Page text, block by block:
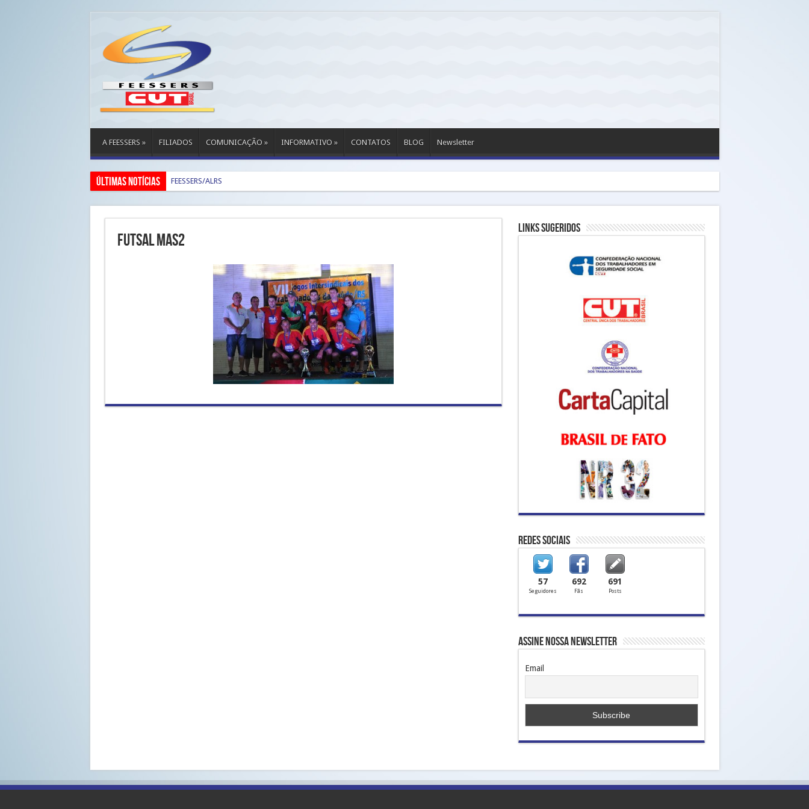
A FEESSERS » FILIADOS COMUNICAÇÃO » INFORMATIVO » CONTATOS BLOG Newsletter
Últimas Notícias FEESSERS/ALRS
Futsal mas2
Links Sugeridos
Redes Sociais
57
Seguidores
692
Fãs
691
Posts
Assine nossa Newsletter
Email